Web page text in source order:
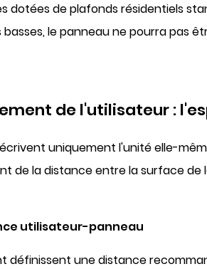
dotées de plafonds résidentiels
basses, le panneau ne pourra pas
de l'utilisateur :
uniquement l'unité elle-
de la distance entre la surface
utilisateur-panneau
définissent une distance